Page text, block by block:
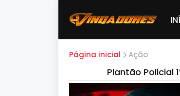
Página inicial Ação
Plantão Policial